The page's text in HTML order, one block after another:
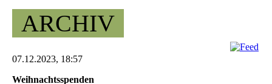
ARCHIV
07.12.2023, 18:57
Weihnachtsspenden